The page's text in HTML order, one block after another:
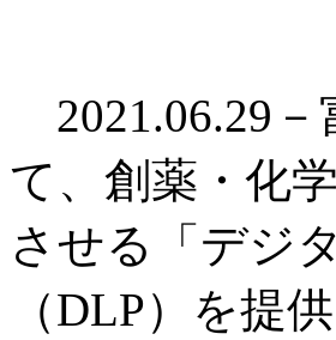
2021.06.29
て、創薬・化
させる「デジ
（DLP）を提